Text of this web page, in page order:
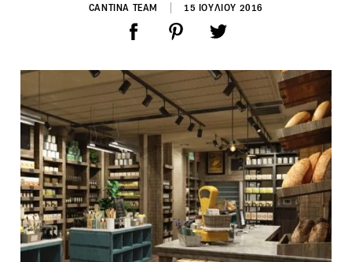
CANTINA TEAM 15 ΙΟΥΛΙΟΥ 2016